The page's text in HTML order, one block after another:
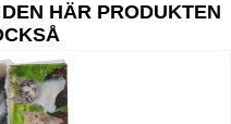
HÄR PRODUKTEN